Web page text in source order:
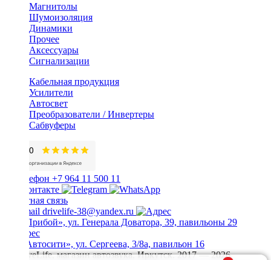
Магнитолы
Шумоизоляция
Динамики
Прочее
Аксессуары
Сигнализации
Кабельная продукция
Усилители
Автосвет
Преобразователи / Инвертеры
Сабвуферы
+7 964 11 500 11
Обратная связь
drivelife-38@yandex.ru
ТЦ «Прибой», ул. Генерала Доватора, 39, павильоны 29
ТЦ «Автосити», ул. Сергеева, 3/8а, павильон 16
© DriveLife, магазин автозвука, Иркутск. 2017 — 2026